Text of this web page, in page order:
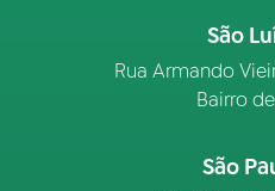
São
Rua Armando
Bairro
São